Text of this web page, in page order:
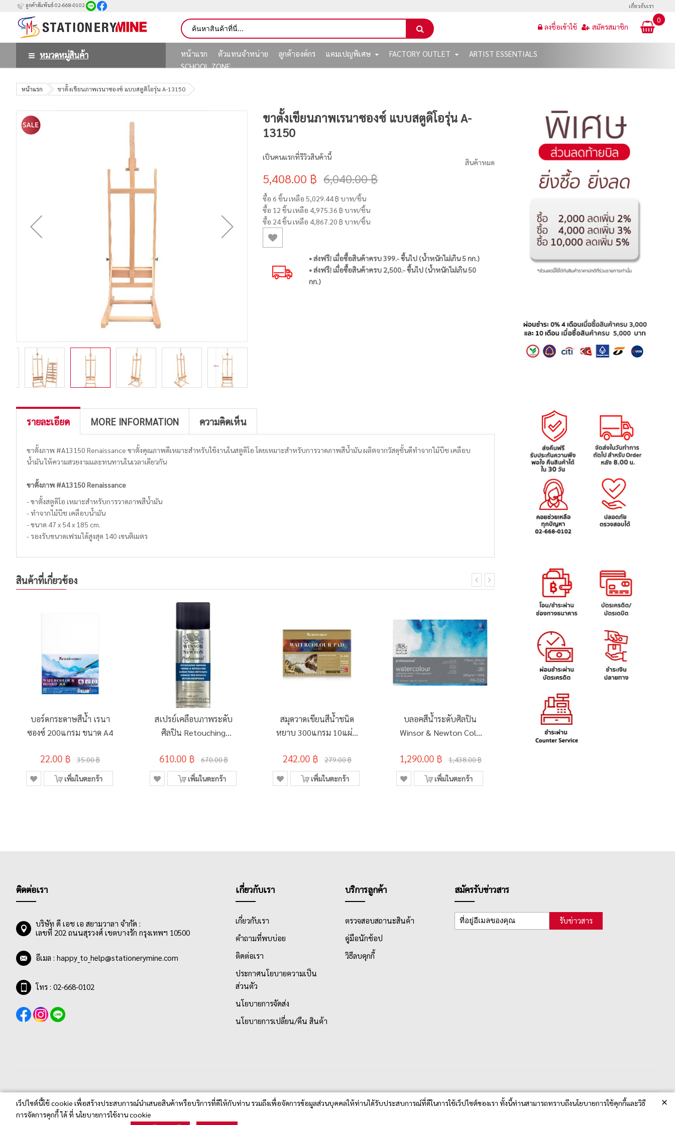
ลูกค้าสัมพันธ์ 02-668-0102 เกี่ยวกับเรา
0
ลงชื่อเข้าใช้ สมัครสมาชิก
หมวดหมู่สินค้า หน้าแรก ตัวแทนจำหน่าย ลูกค้าองค์กร แคมเปญพิเศษ FACTORY OUTLET
ARTIST ESSENTIALS
SCHOOL ZONE
หน้าแรก ขาตั้งเขียนภาพเรนาซองซ์ แบบสตูดิโอรุ่น A-13150
เว็ปไซต์นี้ใช้ cookie เพื่อสร้างประสบการณ์นำเสนอสินค้าหรือบริการที่ดีให้กับท่าน รวมถึงเพื่อจัดการข้อมูลส่วนบุคคลให้ท่านได้รับประสบการณ์ที่ดีในการใช้เว็ปไซต์ของเรา ทั้งนี้ท่านสามารถทราบถึงนโยบายการใช้คุกกี้และวิธี
การจัดการคุกกี้ ได้ ที่ นโยบายการใช้งาน cookie
×
ขาตั้งเขียนภาพเรนาซองซ์ แบบสตูดิโอรุ่น A-
13150
สินค้าหมด
เป็นคนแรกที่รีวิวสินค้านี้
5,408.00 ฿ 6,040.00 ฿
ซื้อ 6 ชิ้น เหลือ 5,029.44 ฿ บาท/ชิ้น
ซื้อ 12 ชิ้น เหลือ 4,975.36 ฿ บาท/ชิ้น
ซื้อ 24 ชิ้น เหลือ 4,867.20 ฿ บาท/ชิ้น
• ส่งฟรี! เมื่อซื้อสินค้าครบ 399.- ขึ้นไป (น้ำหนักไม่เกิน 5 กก.)
• ส่งฟรี! เมื่อซื้อสินค้าครบ 2,500.- ขึ้นไป (น้ำหนักไม่เกิน 50
กก.)
รายละเอียด MORE INFORMATION ความคิดเห็น
ขาตั้งภาพ #A13150 Renaissance ขาตั้งคุณภาพดีเหมาะสำหรับใช้งานในสตูดิโอ โดยเหมาะสำหรับการวาดภาพสีน้ำมัน ผลิตจากวัสดุชั้นดีทำจากไม้บีช เคลือบ
น้ำมัน ให้ความสวยงามและทนทานในเวลาเดียวกัน
ขาตั้งภาพ #A13150 Renaissance
- ขาตั้งสตูดิโอ เหมาะสำหรับการวาดภาพสีน้ำมัน
- ทำจากไม้บีช เคลือบน้ำมัน
- ขนาด 47 x 54 x 185 cm.
- รองรับขนาดเฟรมได้สูงสุด 140 เซนติเมตร
สินค้าที่เกี่ยวข้อง
บอร์ดกระดาษสีน้ำ เรนา
ซองซ์ 200แกรม ขนาด A4
22.00 ฿ 35.00 ฿
เพิ่มในตะกร้า
สเปรย์เคลือบภาพระดับ
ศิลปิน Retouching
Newton 400 มล.
3041983
610.00 ฿ 670.00 ฿
เพิ่มในตะกร้า
สมุดวาดเขียนสีน้ำชนิด
หยาบ 300แกรม 10แผ่น
375x555มม.
242.00 ฿ 279.00 ฿
เพิ่มในตะกร้า
บลอคสีน้ำระดับศิลปิน
Winsor & Newton Cold
20แผ่น 17.8x25.4ซม.
#6664001
1,290.00 ฿ 1,438.00 ฿
เพิ่มในตะกร้า
ชุดพู่กันสีน้ำมัน&อะคริลิค
เกรดศิลปิน เรนาซองซ์
Finesse Series หัวแบน
ติดต่อเรา
บริษัท ดี เอช เอ สยามวาลา จำกัด :
เลขที่ 202 ถนนสุรวงศ์ เขตบางรัก กรุงเทพฯ 10500
อีเมล : happy_to_help@stationerymine.com
โทร : 02-668-0102
เกี่ยวกับเรา
เกี่ยวกับเรา
คำถามที่พบบ่อย
ติดต่อเรา
ประกาศนโยบายความเป็น
ส่วนตัว
นโยบายการจัดส่ง
นโยบายการเปลี่ยน/คืน สินค้า
บริการลูกค้า
ตรวจสอบสถานะสินค้า
คู่มือนักช้อป
วิธีลบคุกกี้
สมัครรับข่าวสาร
รับข่าวสาร
Stationerymine.com © 2020 All Rights Reserved.